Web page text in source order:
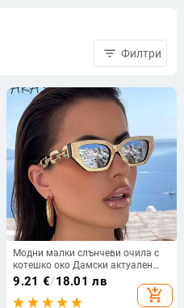
filter_list Филтри
Модни малки слънчеви очила с
котешко око Дамски актуален
продукт 2023 г. Луксозна марка
Cateye Chain Крака Слънчеви
очила Дамски черни нюанси
9.21 €/18.01 лв
add_shopping_cart